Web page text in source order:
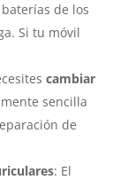
de los
Si tu móvil
cambiar
sencilla
de
: El